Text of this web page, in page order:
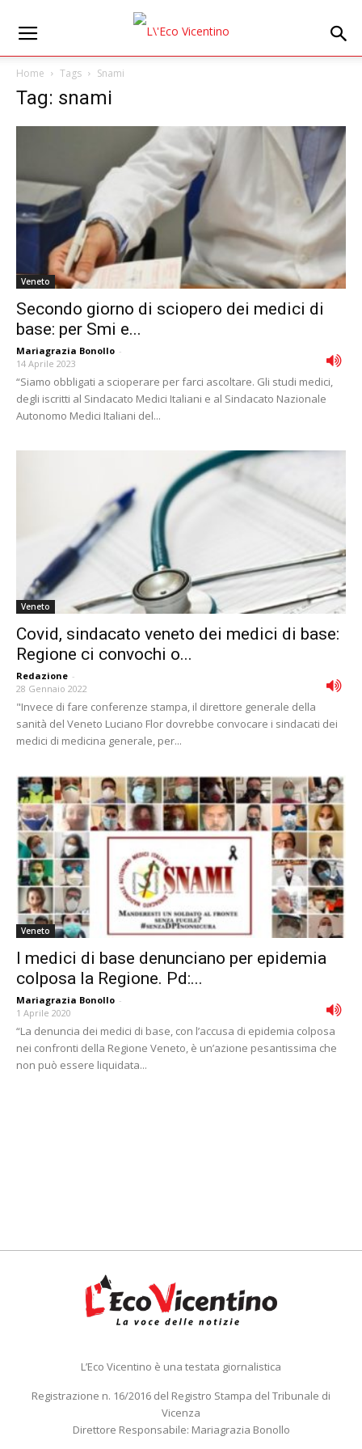
Home Tags Snami
Tag: snami
Veneto
Secondo giorno di sciopero dei medici di
base: per Smi e...
Mariagrazia Bonollo -
14 Aprile 2023
“Siamo obbligati a scioperare per farci ascoltare. Gli studi medici,
degli iscritti al Sindacato Medici Italiani e al Sindacato Nazionale
Autonomo Medici Italiani del...
Veneto
Covid, sindacato veneto dei medici di base:
Regione ci convochi o...
Redazione -
28 Gennaio 2022
"Invece di fare conferenze stampa, il direttore generale della
sanità del Veneto Luciano Flor dovrebbe convocare i sindacati dei
medici di medicina generale, per...
Veneto
I medici di base denunciano per epidemia
colposa la Regione. Pd:...
Mariagrazia Bonollo -
1 Aprile 2020
“La denuncia dei medici di base, con l’accusa di epidemia colposa
nei confronti della Regione Veneto, è un’azione pesantissima che
non può essere liquidata...
L’Eco Vicentino è una testata giornalistica
Registrazione n. 16/2016 del Registro Stampa del Tribunale di
Vicenza
Direttore Responsabile: Mariagrazia Bonollo